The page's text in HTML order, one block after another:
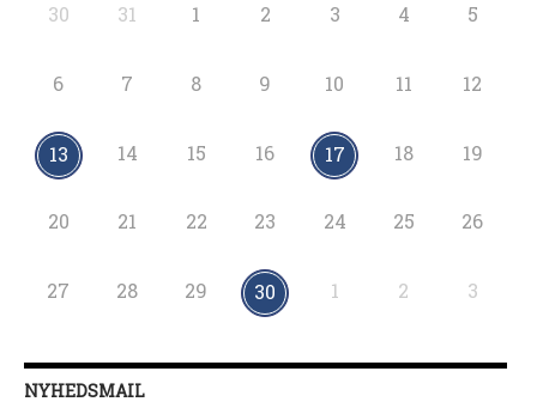
30 31 1 2 3 4 5
6 7 8 9 10 11 12
13 14 15 16 17 18 19
20 21 22 23 24 25 26
27 28 29 30 1 2 3
NYHEDSMAIL